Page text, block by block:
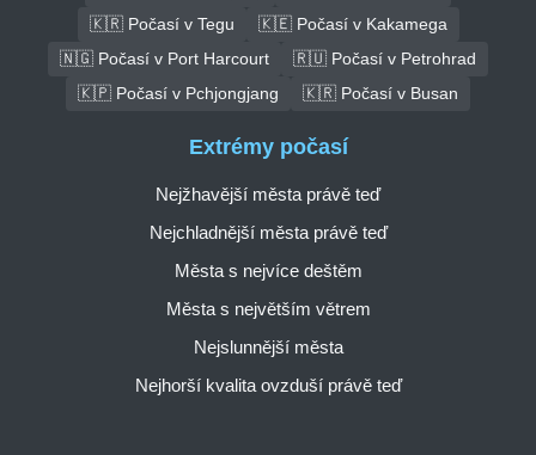
🇰🇷 Počasí v Tegu
🇰🇪 Počasí v Kakamega
🇳🇬 Počasí v Port Harcourt
🇷🇺 Počasí v Petrohrad
🇰🇵 Počasí v Pchjongjang
🇰🇷 Počasí v Busan
Extrémy počasí
Nejžhavější města právě teď
Nejchladnější města právě teď
Města s nejvíce deštěm
Města s největším větrem
Nejslunnější města
Nejhorší kvalita ovzduší právě teď